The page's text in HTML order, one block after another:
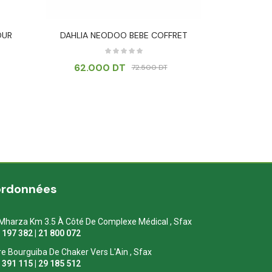
DAHLIA NEODOO BEBE COFFRET
72.500DT
62.000 DT
Km 3.5 À Côté De Complexe Médical , Sfax
382 | 21 800 072
Bourguiba De Chaker Vers L'Ain , Sfax
115 | 29 185 512